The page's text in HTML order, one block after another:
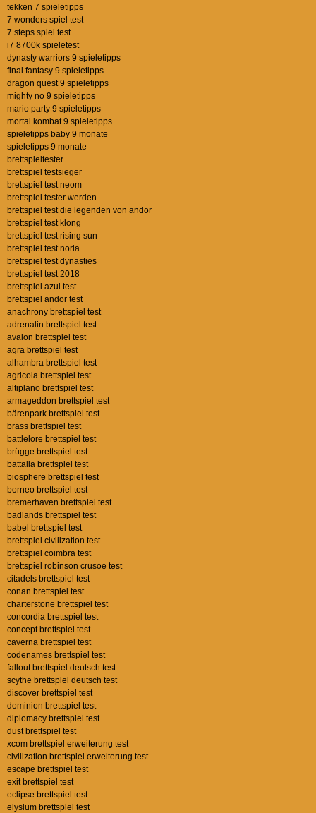
tekken 7 spieletipps
7 wonders spiel test
7 steps spiel test
i7 8700k spieletest
dynasty warriors 9 spieletipps
final fantasy 9 spieletipps
dragon quest 9 spieletipps
mighty no 9 spieletipps
mario party 9 spieletipps
mortal kombat 9 spieletipps
spieletipps baby 9 monate
spieletipps 9 monate
brettspieltester
brettspiel testsieger
brettspiel test neom
brettspiel tester werden
brettspiel test die legenden von andor
brettspiel test klong
brettspiel test rising sun
brettspiel test noria
brettspiel test dynasties
brettspiel test 2018
brettspiel azul test
brettspiel andor test
anachrony brettspiel test
adrenalin brettspiel test
avalon brettspiel test
agra brettspiel test
alhambra brettspiel test
agricola brettspiel test
altiplano brettspiel test
armageddon brettspiel test
bärenpark brettspiel test
brass brettspiel test
battlelore brettspiel test
brügge brettspiel test
battalia brettspiel test
biosphere brettspiel test
borneo brettspiel test
bremerhaven brettspiel test
badlands brettspiel test
babel brettspiel test
brettspiel civilization test
brettspiel coimbra test
brettspiel robinson crusoe test
citadels brettspiel test
conan brettspiel test
charterstone brettspiel test
concordia brettspiel test
concept brettspiel test
caverna brettspiel test
codenames brettspiel test
fallout brettspiel deutsch test
scythe brettspiel deutsch test
discover brettspiel test
dominion brettspiel test
diplomacy brettspiel test
dust brettspiel test
xcom brettspiel erweiterung test
civilization brettspiel erweiterung test
escape brettspiel test
exit brettspiel test
eclipse brettspiel test
elysium brettspiel test